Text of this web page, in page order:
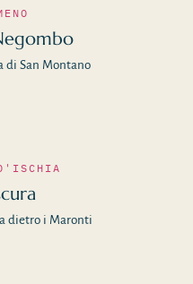
di San Montano
dietro i Maronti